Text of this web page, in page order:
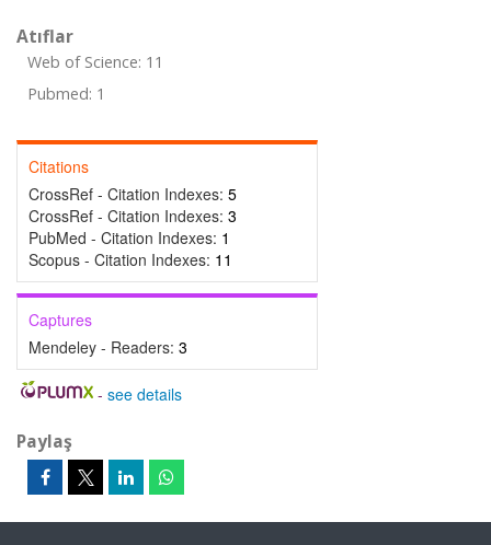
Atıflar
Web of Science: 11
Pubmed: 1
Citations
CrossRef - Citation Indexes: 5
CrossRef - Citation Indexes: 3
PubMed - Citation Indexes: 1
Scopus - Citation Indexes: 11
Captures
Mendeley - Readers: 3
- see details
Paylaş